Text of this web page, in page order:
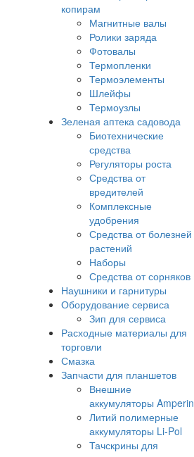
копирам
Магнитные валы
Ролики заряда
Фотовалы
Термопленки
Термоэлементы
Шлейфы
Термоузлы
Зеленая аптека садовода
Биотехнические
средства
Регуляторы роста
Средства от
вредителей
Комплексные
удобрения
Средства от болезней
растений
Наборы
Средства от сорняков
Наушники и гарнитуры
Оборудование сервиса
Зип для сервиса
Расходные материалы для
торговли
Смазка
Запчасти для планшетов
Внешние
аккумуляторы Amperin
Литий полимерные
аккумуляторы Li-Pol
Тачскрины для